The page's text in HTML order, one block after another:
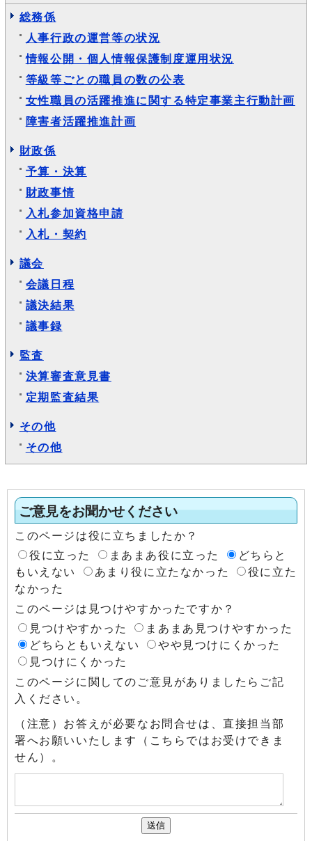
総務係
人事行政の運営等の状況
情報公開・個人情報保護制度運用状況
等級等ごとの職員の数の公表
女性職員の活躍推進に関する特定事業主行動計画
障害者活躍推進計画
財政係
予算・決算
財政事情
入札参加資格申請
入札・契約
議会
会議日程
議決結果
議事録
監査
決算審査意見書
定期監査結果
その他
その他
ご意見をお聞かせください
このページは役に立ちましたか？
役に立った
まあまあ役に立った
どちらと
もいえない
あまり役に立たなかった
役に立た
なかった
このページは見つけやすかったですか？
見つけやすかった
まあまあ見つけやすかった
どちらともいえない
やや見つけにくかった
見つけにくかった
このページに関してのご意見がありましたらご記
入ください。
（注意）お答えが必要なお問合せは、直接担当部
署へお願いいたします（こちらではお受けできま
せん）。